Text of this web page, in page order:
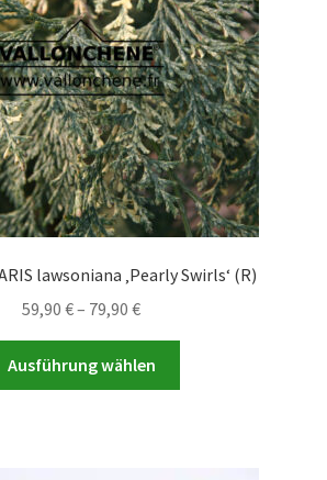
auf
der
Produktseite
gewählt
werden
lawsoniana ‚Pearly Swirls‘ (R)
59,90 €– 79,90 €Preisspanne:
59,90 €
bis
79,90 €
Ausführung wählen